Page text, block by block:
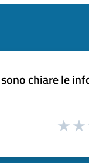
chiare le